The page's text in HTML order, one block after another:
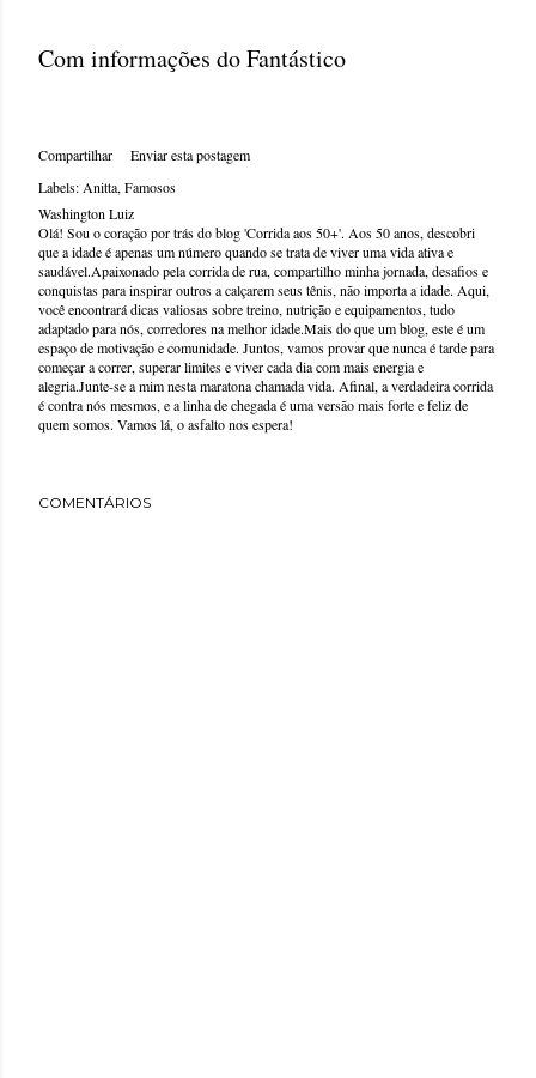
Com informações do Fantástico
Compartilhar
Enviar esta postagem
Labels: Anitta Famosos
Washington Luiz
Olá! Sou o coração por trás do blog 'Corrida aos 50+'. Aos 50 anos, descobri
que a idade é apenas um número quando se trata de viver uma vida ativa e
saudável.Apaixonado pela corrida de rua, compartilho minha jornada, desafios e
conquistas para inspirar outros a calçarem seus tênis, não importa a idade. Aqui,
você encontrará dicas valiosas sobre treino, nutrição e equipamentos, tudo
adaptado para nós, corredores na melhor idade.Mais do que um blog, este é um
espaço de motivação e comunidade. Juntos, vamos provar que nunca é tarde para
começar a correr, superar limites e viver cada dia com mais energia e
alegria.Junte-se a mim nesta maratona chamada vida. Afinal, a verdadeira corrida
é contra nós mesmos, e a linha de chegada é uma versão mais forte e feliz de
quem somos. Vamos lá, o asfalto nos espera!
COMENTÁRIOS